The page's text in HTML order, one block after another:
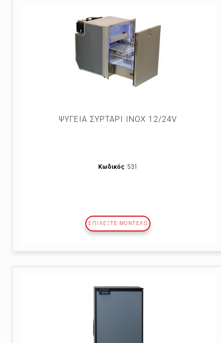
ΨΥΓΕΙΑ ΣΥΡΤΑΡΙ ΙΝΟΧ 12/24V
Κωδικός: 531
ΕΠΙΛΕΞΤΕ ΜΟΝΤΕΛΟ